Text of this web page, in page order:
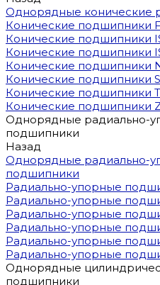
Однорядные конические
Конические подшипники
Конические подшипники
Конические подшипники
Конические подшипники
Конические подшипники
Конические подшипники
Конические подшипники
Однорядные радиально-
подшипники
Назад
Однорядные радиально-
подшипники
Радиально-упорные
Радиально-упорные
Радиально-упорные
Радиально-упорные
Радиально-упорные
Радиально-упорные
Однорядные
подшипники